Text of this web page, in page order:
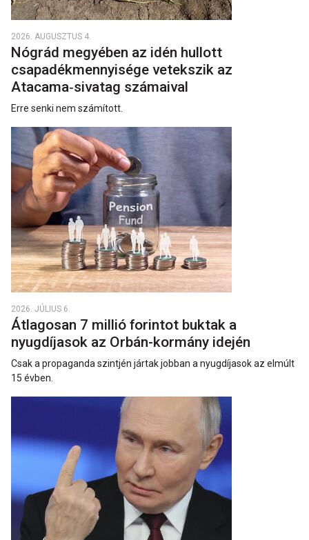
2026. AUGUSZTUS 4.
Nógrád megyében az idén hullott
csapadékmennyisége vetekszik az
Atacama‑sivatag számaival
Erre senki nem számított.
2026. JÚLIUS 6.
Átlagosan 7 millió forintot buktak a
nyugdíjasok az Orbán-kormány idején
Csak a propaganda szintjén jártak jobban a nyugdíjasok az elmúlt
15 évben.